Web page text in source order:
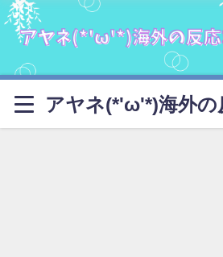
アヤネ(*'ω'*)海外の